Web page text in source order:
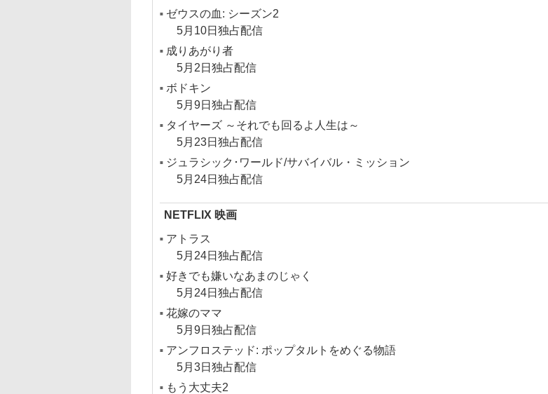
ゼウスの血: シーズン2
5月10日独占配信
成りあがり者
5月2日独占配信
ボドキン
5月9日独占配信
タイヤーズ ～それでも回るよ人生は～
5月23日独占配信
ジュラシック･ワールド/サバイバル・ミッション
5月24日独占配信
NETFLIX 映画
アトラス
5月24日独占配信
好きでも嫌いなあまのじゃく
5月24日独占配信
花嫁のママ
5月9日独占配信
アンフロステッド: ポップタルトをめぐる物語
5月3日独占配信
もう大丈夫2